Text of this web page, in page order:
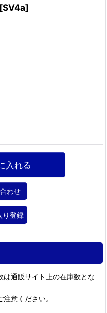
[SV4a]
入れる
わせ
り登録
は通販サイト上の在庫数とな
意ください。